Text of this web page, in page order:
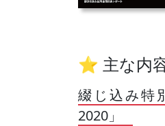
⭐ 主な内
綴じ込み特
2020」